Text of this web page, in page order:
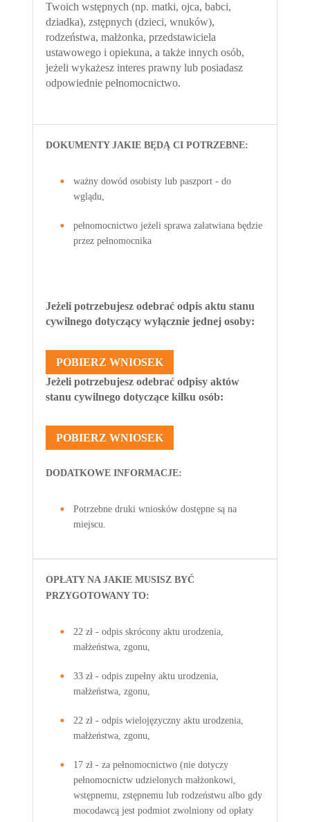
Twoich wstępnych (np. matki, ojca, babci,
dziadka), zstępnych (dzieci, wnuków),
rodzeństwa, małżonka, przedstawiciela
ustawowego i opiekuna, a także innych osób,
jeżeli wykażesz interes prawny lub posiadasz
odpowiednie pełnomocnictwo.
DOKUMENTY JAKIE BĘDĄ CI POTRZEBNE:
ważny dowód osobisty lub paszport - do
wglądu,
pełnomocnictwo jeżeli sprawa załatwiana będzie
przez pełnomocnika
Jeżeli potrzebujesz odebrać odpis aktu stanu
cywilnego dotyczący wyłącznie jednej osoby:
POBIERZ WNIOSEK
Jeżeli potrzebujesz odebrać odpisy aktów
stanu cywilnego dotyczące kilku osób:
POBIERZ WNIOSEK
DODATKOWE INFORMACJE:
Potrzebne druki wniosków dostępne są na
miejscu.
OPŁATY NA JAKIE MUSISZ BYĆ
PRZYGOTOWANY TO:
22 zł - odpis skrócony aktu urodzenia,
małżeństwa, zgonu,
33 zł - odpis zupełny aktu urodzenia,
małżeństwa, zgonu,
22 zł - odpis wielojęzyczny aktu urodzenia,
małżeństwa, zgonu,
17 zł - za pełnomocnictwo (nie dotyczy
pełnomocnictw udzielonych małżonkowi,
wstępnemu, zstępnemu lub rodzeństwu albo gdy
mocodawcą jest podmiot zwolniony od opłaty